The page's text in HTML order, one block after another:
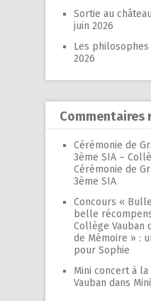
Sortie au
juin 2026
Les
2026
Commentaires
Cérémonie de
3ème SIA –
Cérémonie de
3ème SIA
Concours «
belle
Collège Vauban
de Mémoire » :
pour Sophie
Mini concert à
Vauban dans